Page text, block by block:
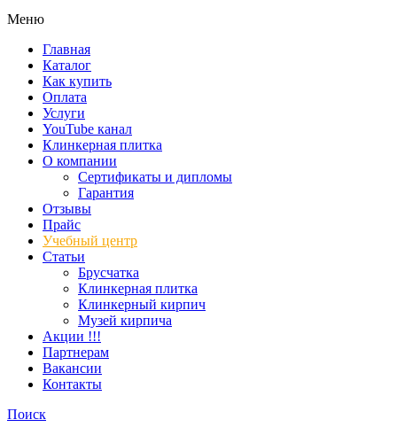
Меню
Главная
Каталог
Как купить
Оплата
Услуги
YouTube канал
Клинкерная плитка
О компании
Сертификаты и дипломы
Гарантия
Отзывы
Прайс
Учебный центр
Статьи
Брусчатка
Клинкерная плитка
Клинкерный кирпич
Музей кирпича
Акции !!!
Партнерам
Вакансии
Контакты
Поиск